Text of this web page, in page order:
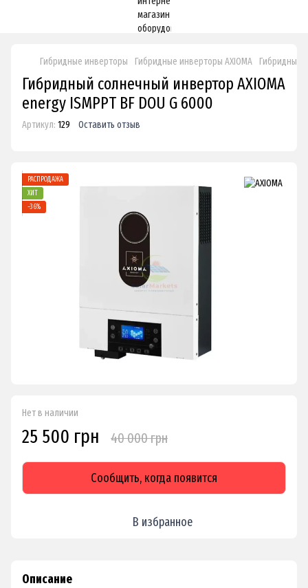
Гибридные инверторы Гибридные инверторы AXIOMA Гибридный
Гибридный солнечный инвертор AXIOMA
energy ISMPPT BF DOU G 6000
Артикул: 129 Оставить отзыв
РАСПРОДАЖА
ХИТ
−36%
Нет в наличии
25 500 грн 40 000 грн
Сообщить, когда появится
В избранное
Описание